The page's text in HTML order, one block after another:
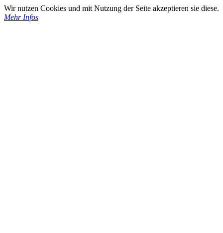
Wir nutzen Cookies und mit Nutzung der Seite akzeptieren sie diese.
Mehr Infos